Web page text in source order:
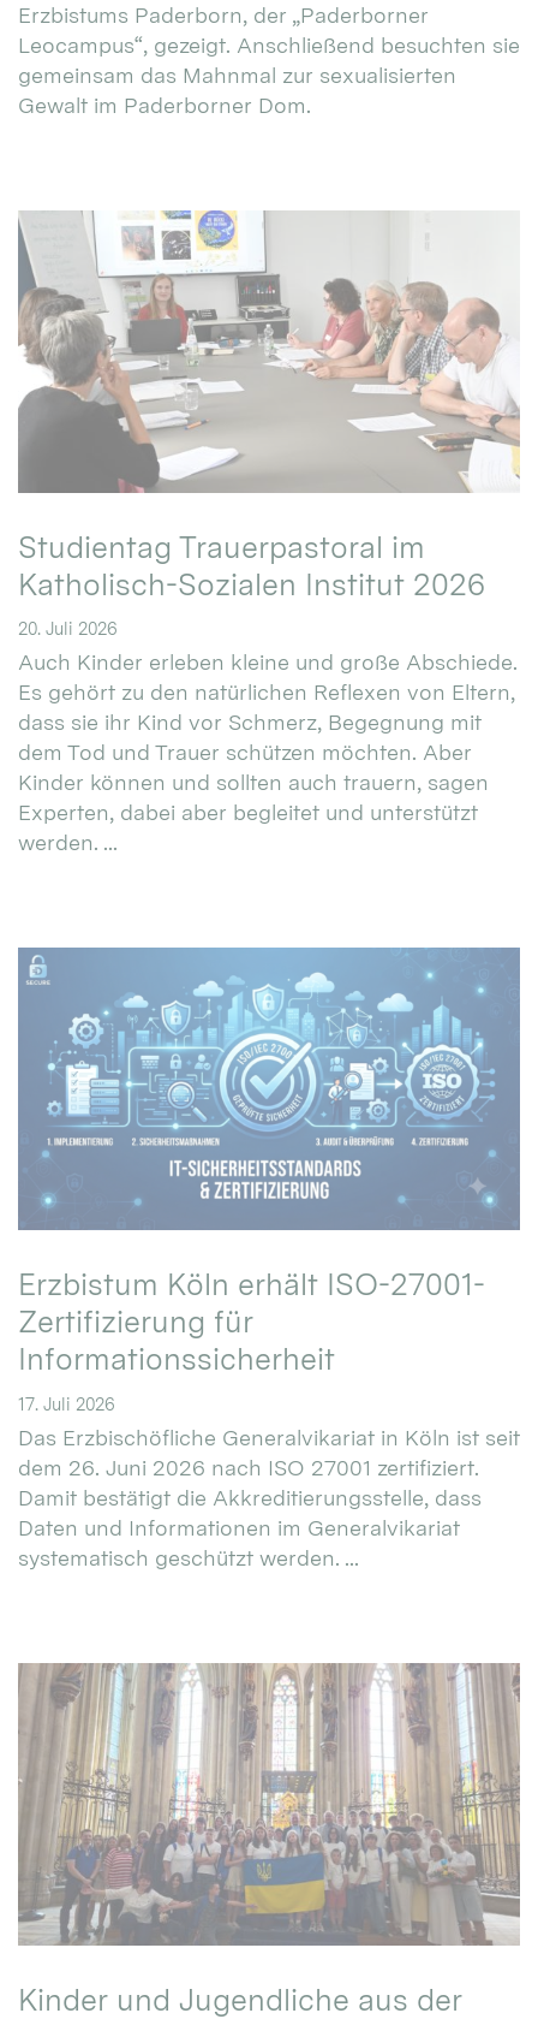
Erzbistums Paderborn, der „Paderborner
Leocampus“, gezeigt. Anschließend besuchten sie
gemeinsam das Mahnmal zur sexualisierten
Gewalt im Paderborner Dom.
Studientag Trauerpastoral im
Katholisch-Sozialen Institut 2026
20. Juli 2026
Auch Kinder erleben kleine und große Abschiede.
Es gehört zu den natürlichen Reflexen von Eltern,
dass sie ihr Kind vor Schmerz, Begegnung mit
dem Tod und Trauer schützen möchten. Aber
Kinder können und sollten auch trauern, sagen
Experten, dabei aber begleitet und unterstützt
werden. ...
Erzbistum Köln erhält ISO-27001-
Zertifizierung für
Informationssicherheit
17. Juli 2026
Das Erzbischöfliche Generalvikariat in Köln ist seit
dem 26. Juni 2026 nach ISO 27001 zertifiziert.
Damit bestätigt die Akkreditierungsstelle, dass
Daten und Informationen im Generalvikariat
systematisch geschützt werden. ...
Kinder und Jugendliche aus der